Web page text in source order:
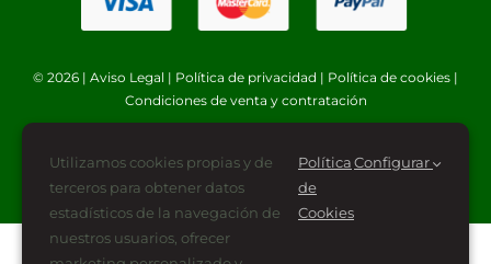
© 2026 | Aviso Legal | Política de privacidad | Política de cookies |
Condiciones de venta y contratación
Utilizamos cookies propias y de
terceros para obtener datos
estadísticos de la navegación de
nuestros usuarios, ofrecer
Política
de
Cookies
Configurar